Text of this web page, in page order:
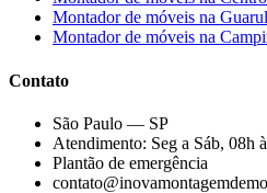
Montador de móveis na
Montador de móveis na
Contato
São Paulo — SP
Atendimento: Seg a Sáb, 08h
Plantão de emergência